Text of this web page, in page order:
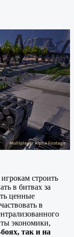
игрокам строить
в битвах за
ценные
в
экономики,
так и на